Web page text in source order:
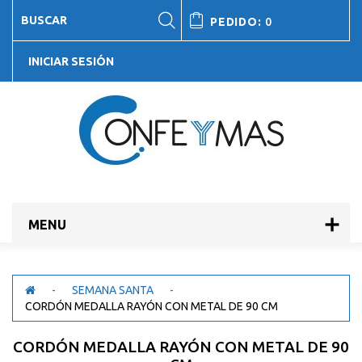
PEDIDO: 0
INICIAR SESIÓN
MENU
- SEMANA SANTA
-
CORDÓN MEDALLA RAYÓN CON METAL DE 90 CM
CORDÓN MEDALLA RAYÓN CON METAL DE 90